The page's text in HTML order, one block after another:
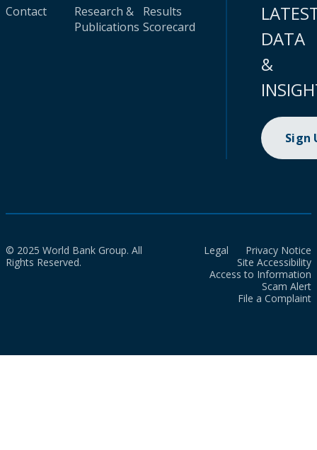
Contact
Research &
Publications
Results
Scorecard
DATA
&
Sign
© 2025 World Bank Group. All
Rights Reserved.
Legal
Privacy Notice
Site Accessibility
Access to Information
Scam Alert
File a Complaint